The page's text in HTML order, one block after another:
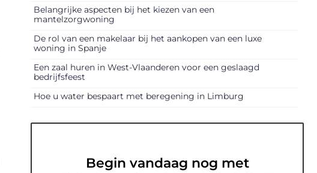
Belangrijke aspecten bij het kiezen van een
mantelzorgwoning
De rol van een makelaar bij het aankopen van een luxe
woning in Spanje
Een zaal huren in West-Vlaanderen voor een geslaagd
bedrijfsfeest
Hoe u water bespaart met beregening in Limburg
Begin vandaag nog met